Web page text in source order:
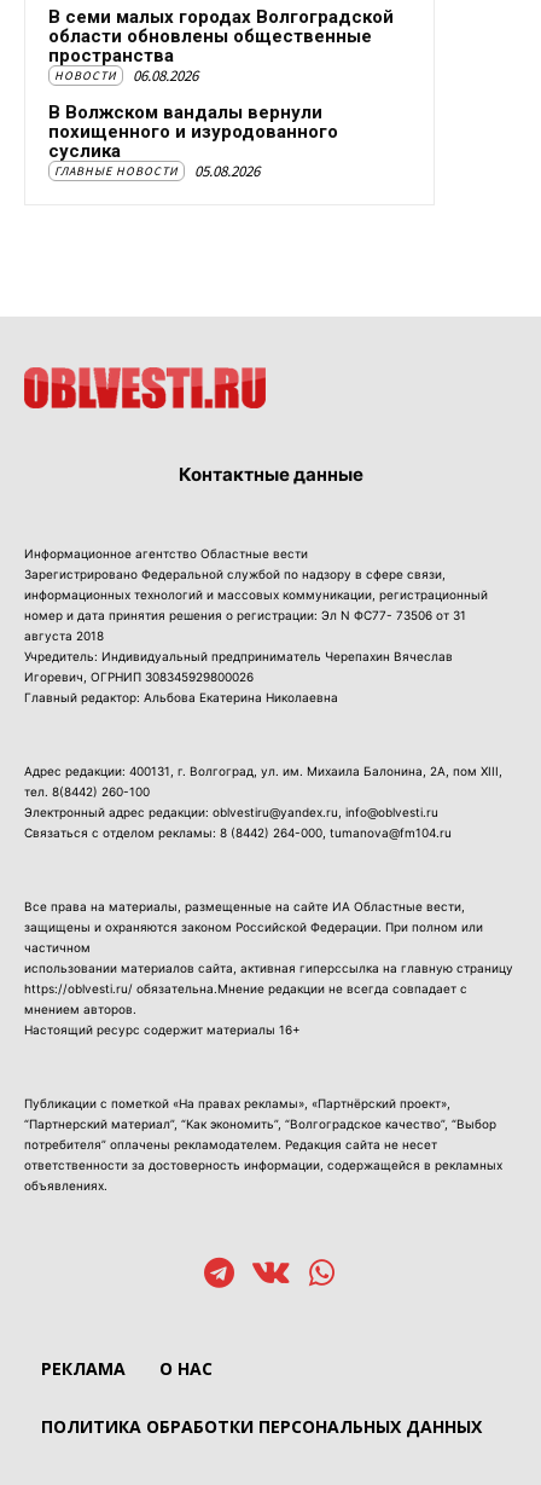
В семи малых городах Волгоградской
области обновлены общественные
пространства
НОВОСТИ 06.08.2026
В Волжском вандалы вернули
похищенного и изуродованного
суслика
ГЛАВНЫЕ НОВОСТИ 05.08.2026
Контактные данные
Информационное агентство Областные вести
Зарегистрировано Федеральной службой по надзору в сфере связи,
информационных технологий и массовых коммуникации, регистрационный
номер и дата принятия решения о регистрации: Эл N ФС77- 73506 от 31
августа 2018
Учредитель: Индивидуальный предприниматель Черепахин Вячеслав
Игоревич, ОГРНИП 308345929800026
Главный редактор: Альбова Екатерина Николаевна
Адрес редакции: 400131, г. Волгоград, ул. им. Михаила Балонина, 2А, пом XIII,
тел. 8(8442) 260-100
Электронный адрес редакции: oblvestiru@yandex.ru, info@oblvesti.ru
Связаться с отделом рекламы: 8 (8442) 264-000 , tumanova@fm104.ru
Все права на материалы, размещенные на сайте ИА Областные вести,
защищены и охраняются законом Российской Федерации. При полном или
частичном
использовании материалов сайта, активная гиперссылка на главную страницу
https://oblvesti.ru/ обязательна.Мнение редакции не всегда совпадает с
мнением авторов.
Настоящий ресурс содержит материалы 16+
Публикации с пометкой «На правах рекламы», «Партнёрский проект»,
“Партнерский материал”, “Как экономить”, “Волгоградское качество”, “Выбор
потребителя” оплачены рекламодателем. Редакция сайта не несет
ответственности за достоверность информации, содержащейся в рекламных
объявлениях.
РЕКЛАМА О НАС
ПОЛИТИКА ОБРАБОТКИ ПЕРСОНАЛЬНЫХ ДАННЫХ